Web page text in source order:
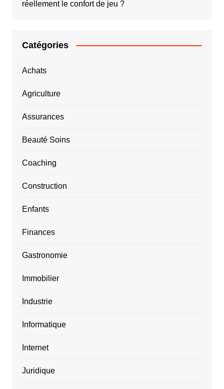
réellement le confort de jeu ?
Catégories
Achats
Agriculture
Assurances
Beauté Soins
Coaching
Construction
Enfants
Finances
Gastronomie
Immobilier
Industrie
Informatique
Internet
Juridique